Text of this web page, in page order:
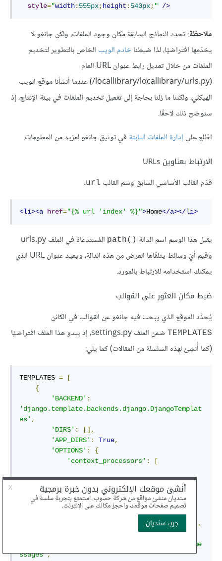
style="width: 555px; height : 540px; " />
ملاحظة: تحدد النماذج السابقة مكان وجود الملفات، ولكن جانغو لا
يخدّمها افتراضيًا، لذا ضبطناخادم الويب الخاص بالتطوير لتخديم
الملفات من خلال تعديل رابط عنوان URL العام
(‎/locallibrary/locallibrary/urls.py) عندما أنشأنا موقع الويب
الهيكلي، ولكننا ما زلنا بحاجة إلى تفعيل تخديم الملفات في بيئة الإنتاج، إذ
سنوضح ذلك لاحقًا.
اطّلع على إدارة الملفات الثابتة في توثيق جانغو لمزيد من المعلومات.
الارتباط بعناوين URLs
قدّم القالب الأساسي السابق وسم القالب url
.
<li><a href="{% url 'index' %}">Home</a></li>
يقبل هذا الوسم اسم الدالة path()‎
المُستدعاة في الملف urls.py
وقيم أيّ وسائط يتلقّاها العرض من هذه الدالة، ويعيد عنوان URL الذي
يمكنك استخدامه للارتباط بالمورد.
ضبط مكان العثور على القوالب
يُحدَّد الموقع الذي يبحث فيه جانغو عن القوالب في الكائن
TEMPLATES
ضمن الملف settings.py، إذ يبدو هذا الملف افتراضيًا
(كما أُنشِئ لهذه السلسلة من المقالات) كما يلي:
TEMPLATES =
[
{
'BACKEND' :
'django.template.backends.django.DjangoTemplat
es' ,
'DIRS' :
[],
'APP_DIRS' : True,
'OPTIONS' :
{
'context_processors' : [
'django.template.context_processors.debug',
'django.template.context_processors.request'
'django.contrib.auth.context_processors.auth' ,
'django.contrib.messages.context_processors.me
ssages',